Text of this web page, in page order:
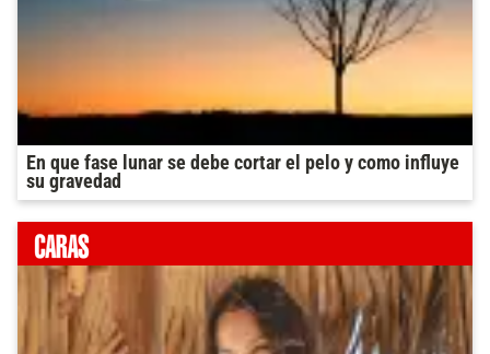
En que fase lunar se debe cortar el pelo y como influye
su gravedad